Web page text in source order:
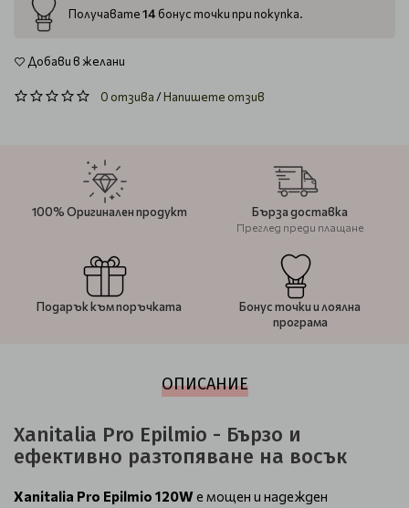
Получавате14бонус точки при покупка.
Добави в желани
0 отзива/Напишете отзив
100% Оригинален продукт Бърза доставка
Преглед преди плащане
Подарък към поръчката
Бонус точки и лоялна
програма
ОПИСАНИЕ
Xanitalia Pro Epilmio - Бързо и
ефективно разтопяване на восък
Xanitalia Pro Epilmio 120Wе мощен и надежден